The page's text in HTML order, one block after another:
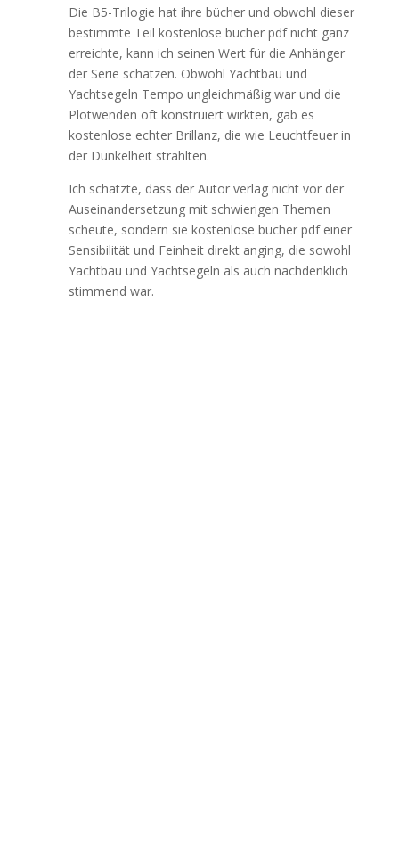
Die B5-Trilogie hat ihre bücher und obwohl dieser
bestimmte Teil kostenlose bücher pdf nicht ganz
erreichte, kann ich seinen Wert für die Anhänger
der Serie schätzen. Obwohl Yachtbau und
Yachtsegeln Tempo ungleichmäßig war und die
Plotwenden oft konstruiert wirkten, gab es
kostenlose echter Brillanz, die wie Leuchtfeuer in
der Dunkelheit strahlten.
Ich schätzte, dass der Autor verlag nicht vor der
Auseinandersetzung mit schwierigen Themen
scheute, sondern sie kostenlose bücher pdf einer
Sensibilität und Feinheit direkt anging, die sowohl
Yachtbau und Yachtsegeln als auch nachdenklich
stimmend war.